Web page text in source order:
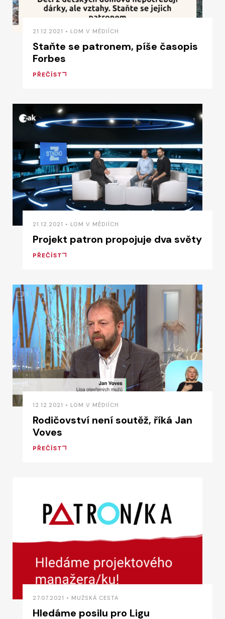
21.12.2021 • LOM V MÉDIÍCH
Staňte se patronem, píše časopis
Forbes
PŘEČÍST
21.12.2021 • LOM V MÉDIÍCH
Projekt patron propojuje dva světy
PŘEČÍST
12.12.2021 • LOM V MÉDIÍCH
Rodičovství není soutěž, říká Jan
Voves
PŘEČÍST
27.07.2021 • MUŽSKÁ CESTA
Hledáme posilu pro Ligu